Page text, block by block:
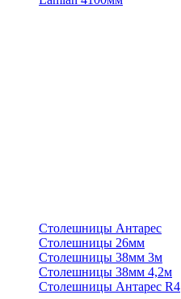
Столешницы Антарес
Столешницы 26мм
Столешницы 38мм 3м
Столешницы 38мм 4,2м
Столешницы Антарес R4